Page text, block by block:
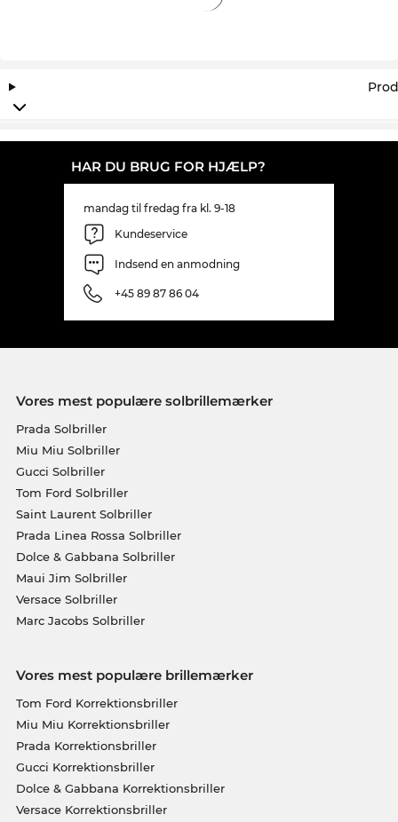
HAR DU BRUG FOR HJÆLP?
mandag til fredag fra kl. 9-18
Kundeservice
Indsend en anmodning
+45 89 87 86 04
Vores mest populære solbrillemærker
Prada Solbriller
Miu Miu Solbriller
Gucci Solbriller
Tom Ford Solbriller
Saint Laurent Solbriller
Prada Linea Rossa Solbriller
Dolce & Gabbana Solbriller
Maui Jim Solbriller
Versace Solbriller
Marc Jacobs Solbriller
Vores mest populære brillemærker
Tom Ford Korrektionsbriller
Miu Miu Korrektionsbriller
Prada Korrektionsbriller
Gucci Korrektionsbriller
Dolce & Gabbana Korrektionsbriller
Versace Korrektionsbriller